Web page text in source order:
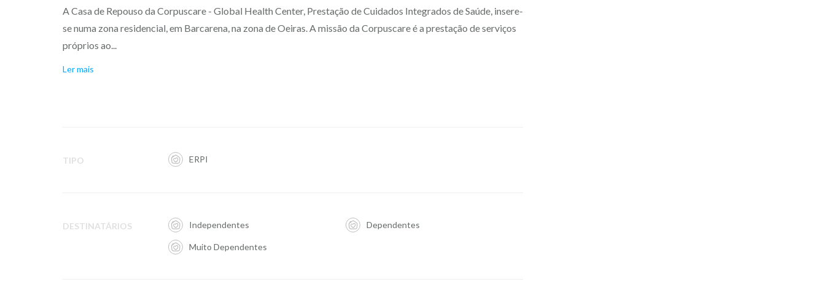
A Casa de Repouso da Corpuscare - Global Health Center, Prestação de Cuidados Integrados de Saúde, insere-
se numa zona residencial, em Barcarena, na zona de Oeiras. A missão da Corpuscare é a prestação de serviços
próprios ao...
Ler mais
TIPO ERPI
DESTINATÁRIOS Independentes Dependentes
Muito Dependentes